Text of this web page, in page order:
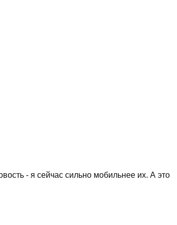
- я сейчас сильно мобильнее их. А это